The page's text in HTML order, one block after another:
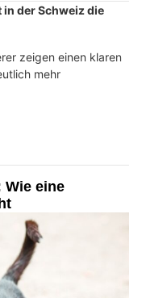
der Schweiz die
zeigen einen klaren
mehr
Wie eine